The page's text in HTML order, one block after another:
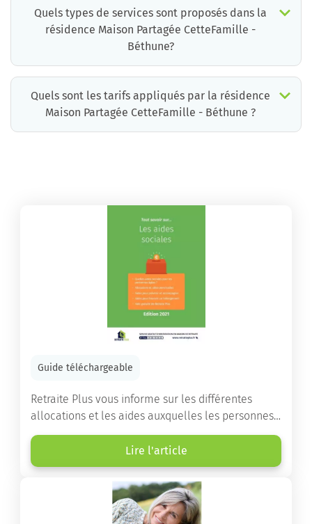
Quels types de services sont proposés dans la
résidence Maison Partagée CetteFamille -
Béthune?
Quels sont les tarifs appliqués par la résidence
Maison Partagée CetteFamille - Béthune ?
Guide téléchargeable
Retraite Plus vous informe sur les différentes
allocations et les aides auxquelles les personnes
âgées ont droit pour financer un séjour en maison
de retraite ou un maintien à domicile.
Lire l'article